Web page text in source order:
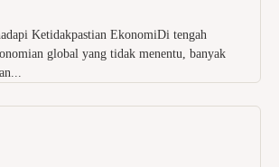
Ketidakpastian EkonomiDi tengah
global yang tidak menentu, banyak